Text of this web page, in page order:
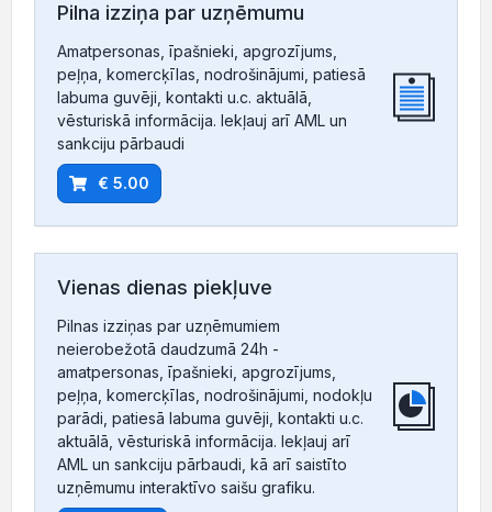
Pilna izziņa par uzņēmumu
Amatpersonas, īpašnieki, apgrozījums,
peļņa, komercķīlas, nodrošinājumi, patiesā
labuma guvēji, kontakti u.c. aktuālā,
vēsturiskā informācija. Iekļauj arī AML un
sankciju pārbaudi
€ 5.00
Vienas dienas piekļuve
Pilnas izziņas par uzņēmumiem
neierobežotā daudzumā 24h -
amatpersonas, īpašnieki, apgrozījums,
peļņa, komercķīlas, nodrošinājumi, nodokļu
parādi, patiesā labuma guvēji, kontakti u.c.
aktuālā, vēsturiskā informācija. Iekļauj arī
AML un sankciju pārbaudi, kā arī saistīto
uzņēmumu interaktīvo saišu grafiku.